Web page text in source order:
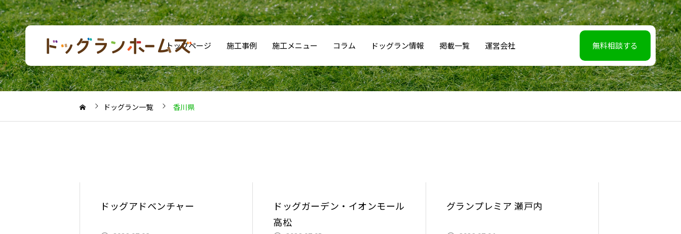
トップページ 施工事例 施工メニュー コラム ドッグラン情報 掲載一覧 運営会社 無料相談する
ドッグラン一覧 香川県
ドッグアドベンチャー
ドッグガーデン・イオンモール
高松
グランプレミア 瀬戸内